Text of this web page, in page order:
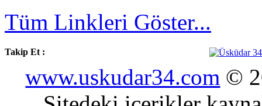
Tüm Linkleri Göster...
Takip Et :
www.uskudar34.com ©